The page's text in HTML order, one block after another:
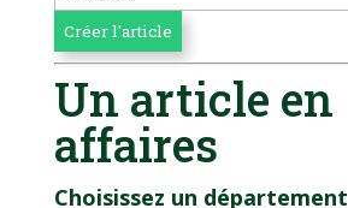
Un article en
affaires
Choisissez un département